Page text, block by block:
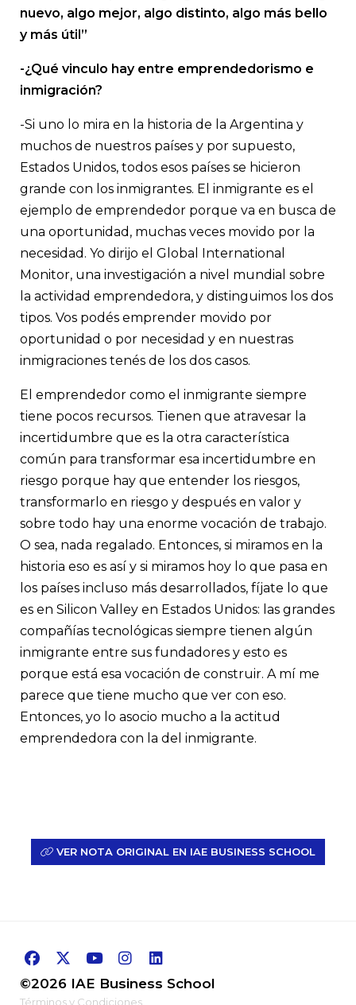
nuevo, algo mejor, algo distinto, algo más bello
y más útil”
-¿Qué vinculo hay entre emprendedorismo e
inmigración?
-Si uno lo mira en la historia de la Argentina y
muchos de nuestros países y por supuesto,
Estados Unidos, todos esos países se hicieron
grande con los inmigrantes. El inmigrante es el
ejemplo de emprendedor porque va en busca de
una oportunidad, muchas veces movido por la
necesidad. Yo dirijo el Global International
Monitor, una investigación a nivel mundial sobre
la actividad emprendedora, y distinguimos los dos
tipos. Vos podés emprender movido por
oportunidad o por necesidad y en nuestras
inmigraciones tenés de los dos casos.
El emprendedor como el inmigrante siempre
tiene pocos recursos. Tienen que atravesar la
incertidumbre que es la otra característica
común para transformar esa incertidumbre en
riesgo porque hay que entender los riesgos,
transformarlo en riesgo y después en valor y
sobre todo hay una enorme vocación de trabajo.
O sea, nada regalado. Entonces, si miramos en la
historia eso es así y si miramos hoy lo que pasa en
los países incluso más desarrollados, fíjate lo que
es en Silicon Valley en Estados Unidos: las grandes
compañías tecnológicas siempre tienen algún
inmigrante entre sus fundadores y esto es
porque está esa vocación de construir. A mí me
parece que tiene mucho que ver con eso.
Entonces, yo lo asocio mucho a la actitud
emprendedora con la del inmigrante.
VER NOTA ORIGINAL EN IAE BUSINESS SCHOOL
©2026 IAE Business School
Términos y Condiciones